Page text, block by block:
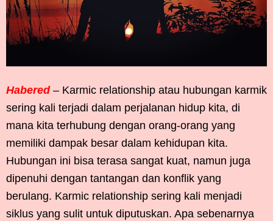
Habered – Karmic relationship atau hubungan karmik
sering kali terjadi dalam perjalanan hidup kita, di
mana kita terhubung dengan orang-orang yang
memiliki dampak besar dalam kehidupan kita.
Hubungan ini bisa terasa sangat kuat, namun juga
dipenuhi dengan tantangan dan konflik yang
berulang. Karmic relationship sering kali menjadi
siklus yang sulit untuk diputuskan. Apa sebenarnya